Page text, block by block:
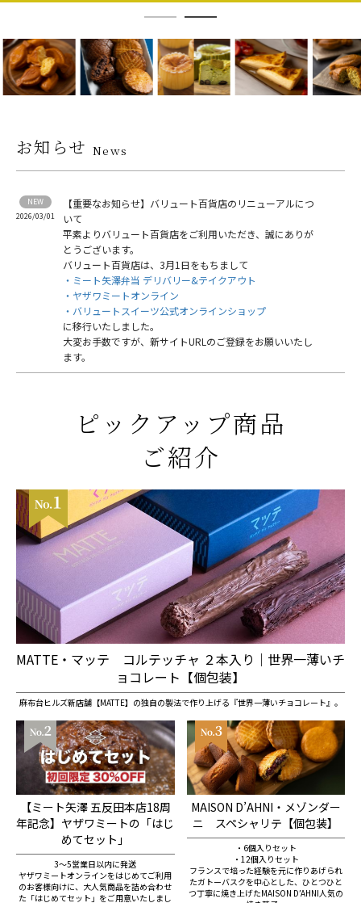
お知らせ News
2026/03/01
【重要なお知らせ】バリュート百貨店のリニューアルにつ
いて
平素よりバリュート百貨店をご利用いただき、誠にありが
とうございます。
バリュート百貨店は、3月1日をもちまして
・ミート矢澤弁当 デリバリー&テイクアウト
・ヤザワミートオンライン
・バリュートスイーツ公式オンラインショップ
に移行いたしました。
大変お手数ですが、新サイトURLのご登録をお願いいたし
ます。
ピックアップ商品
ご紹介
MATTE・マッテ コルテッチャ ２本入り｜世界一薄いチ
ョコレート【個包装】
麻布台ヒルズ新店舗【MATTE】の独自の製法で作り上げる『世界一薄いチョコレート』。
【ミート矢澤 五反田本店18周
年記念】ヤザワミートの「はじ
めてセット」
3～5営業日以内に発送
ヤザワミートオンラインをはじめてご利用
のお客様向けに、大人気商品を詰め合わせ
た「はじめてセット」をご用意いたしまし
MAISON D’AHNI・メゾンダー
ニ スペシャリテ【個包装】
・6個入りセット
・12個入りセット
フランスで培った経験を元に作りあげられ
たガトーバスクを中心とした、ひとつひと
つ丁寧に焼き上げたMAISON DʼAHNI人気の